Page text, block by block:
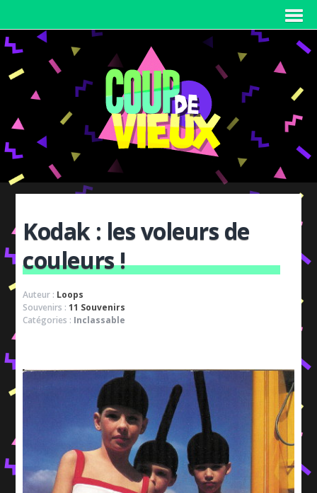
Kodak : les voleurs de
couleurs !
Auteur : Loops
Souvenirs :11 Souvenirs
Catégories : Inclassable